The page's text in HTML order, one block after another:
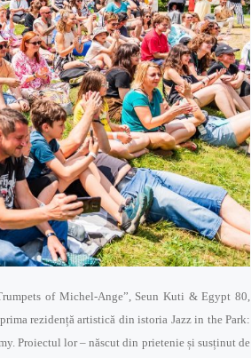
of Michel-Ange”, Seun Kuti & Egypt 80,
rezidență artistică din istoria Jazz in the Park:
Proiectul lor – născut din prietenie și susținut de